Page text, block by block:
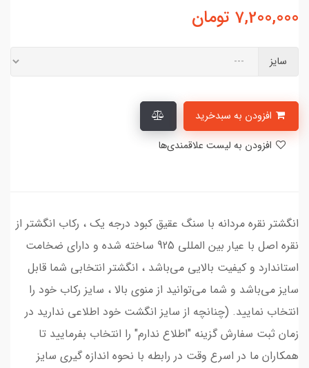
7,200,000 تومان
سایز
انگشتر نقره مردانه با سنگ عقیق کبود درجه یک ، رکاب انگشتر از
نقره اصل با عیار بین المللی 925 ساخته شده و دارای ضخامت
استاندارد و کیفیت بالایی می‌باشد ، انگشتر انتخابی شما قابل
سایز می‌باشد و شما می‌توانید از منوی بالا ، سایز رکاب خود را
انتخاب نمایید. (چنانچه از سایز انگشت خود اطلاعی ندارید در
زمان ثبت سفارش گزینه "اطلاع ندارم" را انتخاب بفرمایید تا
همکاران ما در اسرع وقت در رابطه با نحوه اندازه گیری سایز